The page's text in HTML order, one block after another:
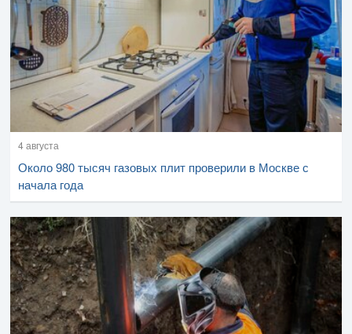
4 августа
Около 980 тысяч газовых плит проверили в Москве с
начала года